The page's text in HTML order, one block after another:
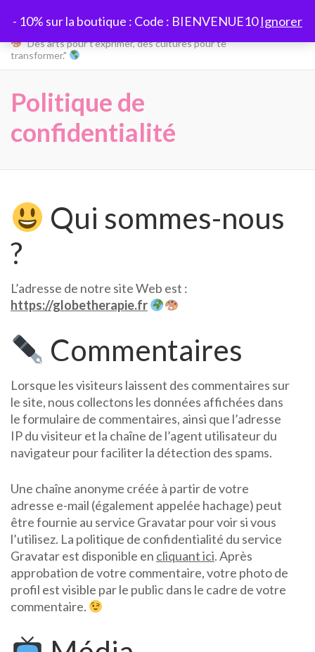
- 10% sur la boutique : Code : BIENVENUE10Ignorer
contenu
(Pressez
Globetherapie
"Des arts pour t’exprimer, des cultures pour te
transformer."
Politique de
confidentialité
Qui sommes-nous
?
L’adresse de notre site Web est :
https://globetherapie.fr
Commentaires
Lorsque les visiteurs laissent des commentaires sur
le site, nous collectons les données affichées dans
le formulaire de commentaires, ainsi que l’adresse
IP du visiteur et la chaîne de l’agent utilisateur du
navigateur pour faciliter la détection des spams.
Une chaîne anonyme créée à partir de votre
adresse e-mail (également appelée hachage) peut
être fournie au service Gravatar pour voir si vous
l’utilisez. La politique de confidentialité du service
Gravatar est disponible en cliquant ici. Après
approbation de votre commentaire, votre photo de
profil est visible par le public dans le cadre de votre
commentaire.